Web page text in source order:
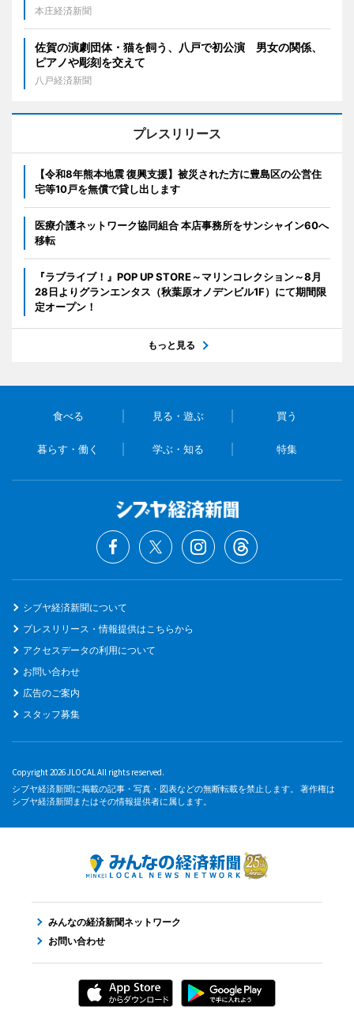
本庄経済新聞
佐賀の演劇団体・猫を飼う、八戸で初公演 男女の関係、
ピアノや彫刻を交えて
八戸経済新聞
プレスリリース
【令和8年熊本地震 復興支援】被災された方に豊島区の公営住
宅等10戸を無償で貸し出します
医療介護ネットワーク協同組合 本店事務所をサンシャイン60へ
移転
『ラブライブ！』POP UP STORE～マリンコレクション～8月
28日よりグランエンタス（秋葉原オノデンビル1F）にて期間限
定オープン！
もっと見る
食べる 見る・遊ぶ 買う
暮らす・働く 学ぶ・知る 特集
シブヤ経済新聞について
プレスリリース・情報提供はこちらから
アクセスデータの利用について
お問い合わせ
広告のご案内
スタッフ募集
Copyright 2026 JLOCAL All rights reserved.
シブヤ経済新聞に掲載の記事・写真・図表などの無断転載を禁止します。 著作権は
シブヤ経済新聞またはその情報提供者に属します。
みんなの経済新聞ネットワーク
お問い合わせ